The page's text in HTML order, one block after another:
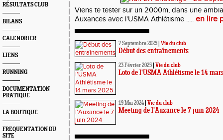
RÉSULTATS CLUB
BILANS
CALENDRIER
LIENS
RUNNING
DOCUMENTATION
PRATIQUE
LA BOUTIQUE
FREQUENTATION DU
SITE
Viens te tester sur un 2000m, dans une
Auxances avec l'USMA Athlétisme ..... en lire
7 Septembre 2025 Vie du club
Début des entraînements
23 Février 2025 Vie du club
Loto de l'USMA Athlétisme le 14
19 Mai 2024 Vie du club
Meeting de l'Auxance le 7 juin 2024